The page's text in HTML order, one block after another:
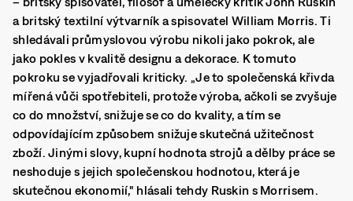
a britský textilní výtvarník a spisovatel William Morris. Ti
shledávali průmyslovou výrobu nikoli jako pokrok, ale
jako pokles v kvalitě designu a dekorace. K tomuto
pokroku se vyjadřovali kriticky. „Je to společenská křivda
mířená vůči spotřebiteli, protože výroba, ačkoli se zvyšuje
co do množství, snižuje se co do kvality, a tím se
odpovídajícím způsobem snižuje skutečná užitečnost
zboží. Jinými slovy, kupní hodnota strojů a dělby práce se
neshoduje s jejich společenskou hodnotou, která je
skutečnou ekonomií," hlásali tehdy Ruskin s Morrisem.